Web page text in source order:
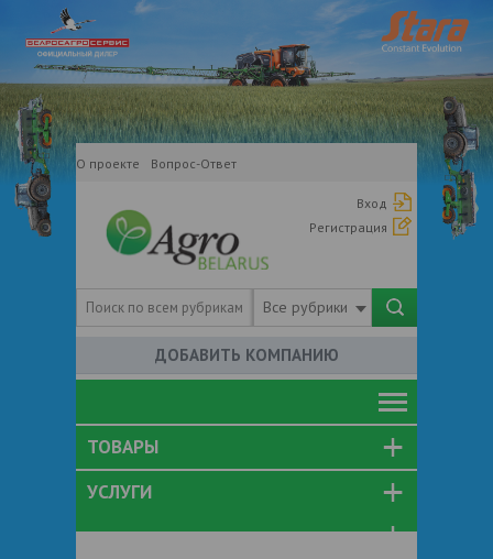
О проекте Вопрос-Ответ
Вход
Регистрация
Все рубрики
ДОБАВИТЬ КОМПАНИЮ
ТОВАРЫ
УСЛУГИ